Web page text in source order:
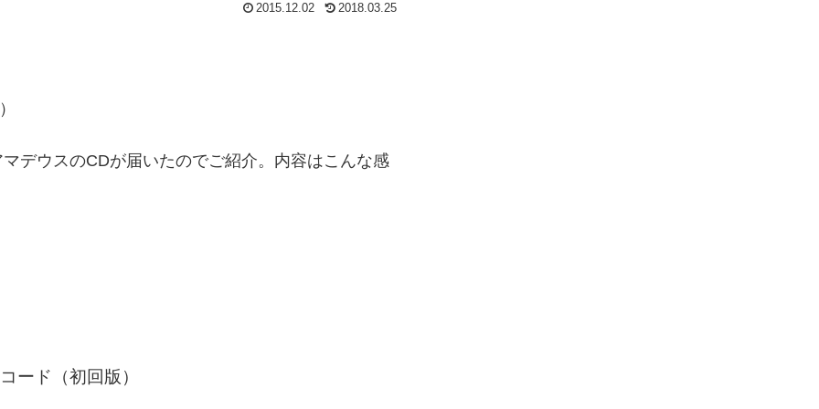
2015.12.02 2018.03.25
デウスのCDが届いたのでご紹介。内容はこんな感
ード（初回版）